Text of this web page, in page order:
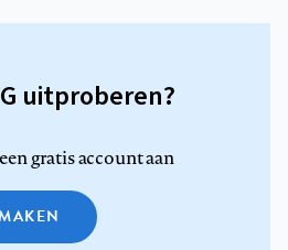
uitproberen?
een gratis account aan